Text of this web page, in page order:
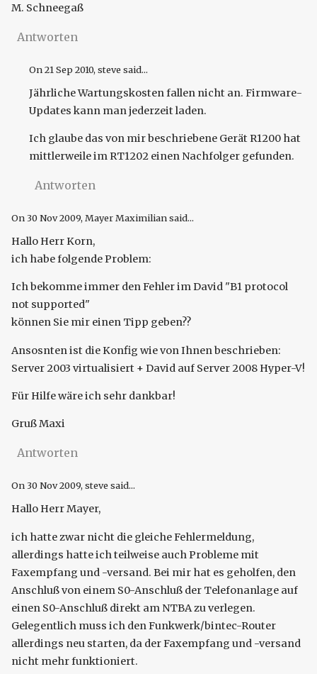
M. Schneegaß
Antworten
On21 Sep 2010, steve said...
Jährliche Wartungskosten fallen nicht an. Firmware-
Updates kann man jederzeit laden.
Ich glaube das von mir beschriebene Gerät R1200 hat
mittlerweile im RT1202 einen Nachfolger gefunden.
Antworten
On 30 Nov 2009, Mayer Maximilian said...
Hallo Herr Korn,
ich habe folgende Problem:
Ich bekomme immer den Fehler im David "B1 protocol
not supported"
können Sie mir einen Tipp geben??
Ansosnten ist die Konfig wie von Ihnen beschrieben:
Server 2003 virtualisiert + David auf Server 2008 Hyper-V!
Für Hilfe wäre ich sehr dankbar!
Gruß Maxi
Antworten
On30 Nov 2009, steve said...
Hallo Herr Mayer,
ich hatte zwar nicht die gleiche Fehlermeldung,
allerdings hatte ich teilweise auch Probleme mit
Faxempfang und -versand. Bei mir hat es geholfen, den
Anschluß von einem S0-Anschluß der Telefonanlage auf
einen S0-Anschluß direkt am NTBA zu verlegen.
Gelegentlich muss ich den Funkwerk/bintec-Router
allerdings neu starten, da der Faxempfang und -versand
nicht mehr funktioniert.